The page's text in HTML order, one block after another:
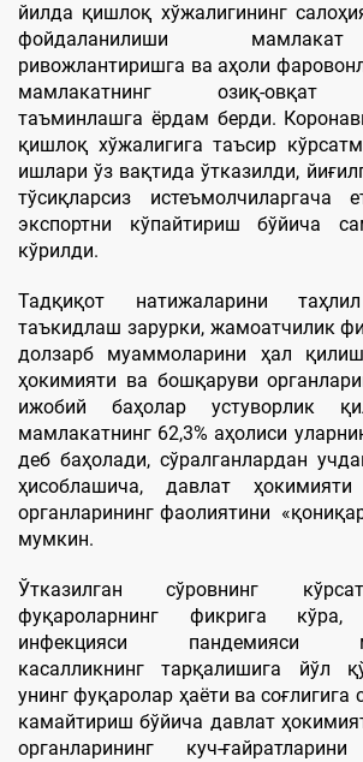
йилда қишлоқ хўжалигининг
фойдаланилиши мамлакат
ривожлантиришга ва аҳоли
мамлакатнинг озиқ-овқат
таъминлашга ёрдам берди.
қишлоқ хўжалигига таъсир
ишлари ўз вақтида ўтказилди,
тўсиқларсиз истеъмолчиларгача
экспортни кўпайтириш бўйича
кўрилди.
Тадқиқот натижаларини
таъкидлаш зарурки, жамоатчилик
долзарб муаммоларини ҳал
ҳокимияти ва бошқаруви
ижобий баҳолар устуворлик
мамлакатнинг 62,3% аҳолиси
деб баҳолади, сўралганлардан
ҳисоблашича, давлат
органларининг фаолиятини
мумкин.
Ўтказилган сўровнинг
фуқароларнинг фикрига
инфекцияси пандемияси
касалликнинг тарқалишига йўл
унинг фуқаролар ҳаёти ва соғлигига
камайтириш бўйича давлат
органларининг куч-